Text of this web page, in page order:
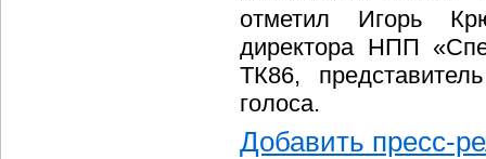
отметил Игорь
директора НПП
ТК86,
голоса.
Добавить пресс-